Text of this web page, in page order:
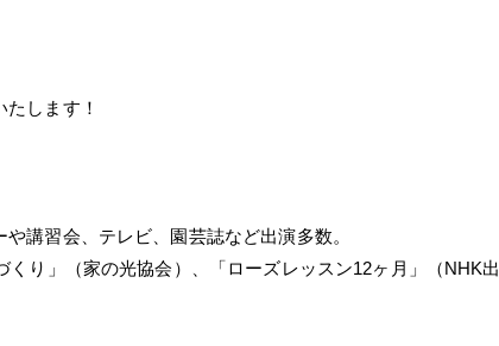
たします！
講習会、テレビ、園芸誌など出演多数。
り」（家の光協会）、「ローズレッスン12ヶ月」（NHK出